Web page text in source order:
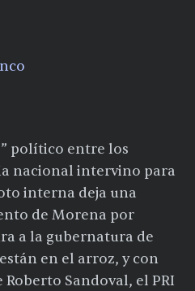
político entre los
nacional intervino para
interna deja una
de Morena por
a la gubernatura de
en el arroz, y con
Sandoval, el PRI